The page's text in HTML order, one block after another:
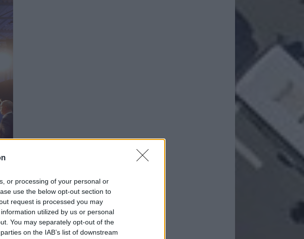
or processing of your personal or
use the below opt-out section to
request is processed you may
utilized by us or personal
You may separately opt-out of the
on the IAB’s list of downstream